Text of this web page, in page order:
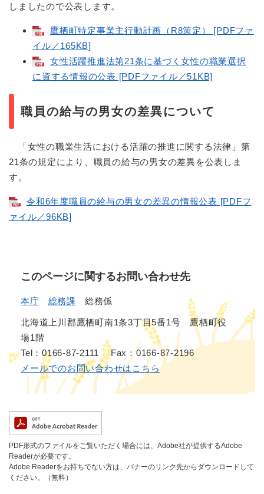
しましたので公表します。
鷹栖町特定事業主行動計画（R8策定） [PDFファ
イル／165KB]
女性活躍推進法第21条に基づく女性の職業選択
に資する情報の公表 [PDFファイル／51KB]
職員の給与の男女の差異について
「女性の職業生活における活躍の推進に関する法律」第
21条の規定により、職員の給与の男女の差異を公表しま
す。
令和6年度職員の給与の男女の差異の情報公表 [PDFフ
ァイル／96KB]
このページに関するお問い合わせ先
本庁 総務課 総務係
北海道上川郡鷹栖町南1条3丁目5番1号 鷹栖町役
場1階
Tel：0166-87-2111
Fax：0166-87-2196
メールでのお問い合わせはこちら
PDF形式のファイルをご覧いただく場合には、Adobe社が提供するAdobe
Readerが必要です。
Adobe Readerをお持ちでない方は、バナーのリンク先からダウンロードして
ください。（無料）